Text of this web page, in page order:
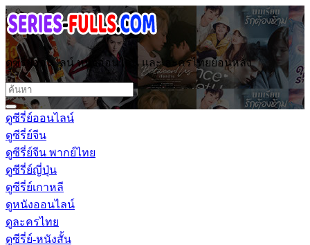
ดูซีรี่ย์ออนไลน์ หนังออนไลน์ และ ละครไทยย้อนหลัง
ดูซีรี่ย์ออนไลน์
ดูซีรี่ย์จีน
ดูซีรี่ย์จีน พากย์ไทย
ดูซีรี่ย์ญี่ปุ่น
ดูซีรี่ย์เกาหลี
ดูหนังออนไลน์
ดูละครไทย
ดูซีรี่ย์-หนังสั้น